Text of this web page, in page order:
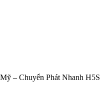
– Chuyển Phát Nhanh H5S